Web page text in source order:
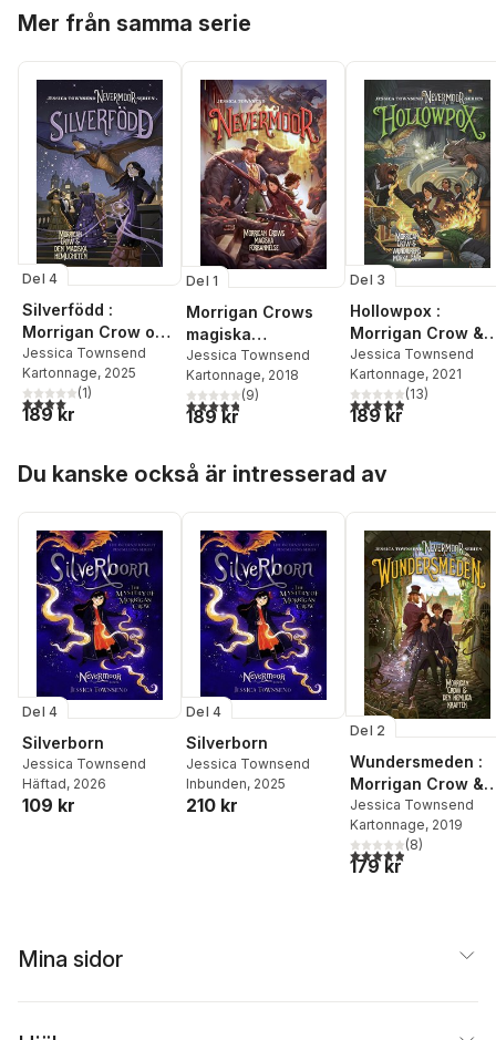
Mer från samma serie
Del 4
Silverfödd :
Morrigan Crow och
den magiska
hemligheten
Jessica Townsend
Kartonnage, 2025
4,0utav 5 stjärnor. Totalt antal röster:
(1)
189 kr
Del 1
Morrigan Crows
magiska
förbannelse
Jessica Townsend
Kartonnage, 2018
4,8utav 5 stjärnor. Totalt antal röster:
(9)
189 kr
Del 3
Hollowpox :
Morrigan Crow &
wundjurens mörka
gåta
Jessica Townsend
Kartonnage, 2021
4,9utav 5 stjärnor.
(13)
189 kr
Du kanske också är intresserad av
Del 4
Silverborn
Jessica Townsend
Häftad, 2026
109 kr
Del 4
Silverborn
Jessica Townsend
Inbunden, 2025
210 kr
Del 2
Wundersmeden :
Morrigan Crow &
den hemliga
kraften
Jessica Townsend
Kartonnage, 2019
4,9utav 5 stjärnor.
(8)
179 kr
Mina sidor